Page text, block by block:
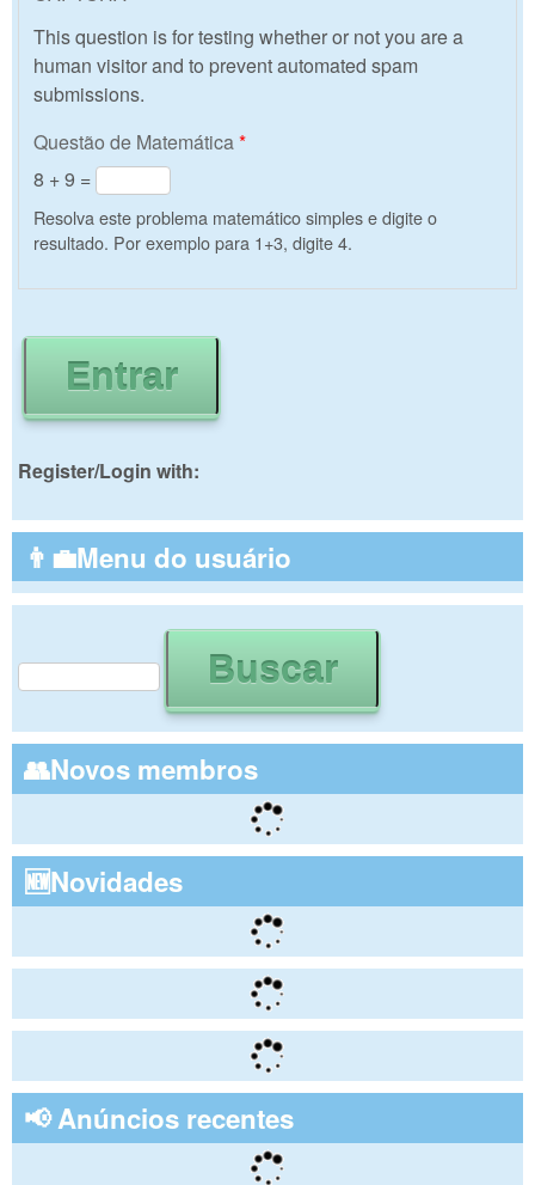
This question is for testing whether or not you are a
human visitor and to prevent automated spam
submissions.
Questão de Matemática*
8 + 9 =
Resolva este problema matemático simples e digite o
resultado. Por exemplo para 1+3, digite 4.
Register/Login with:
👨‍💼Menu do usuário
Formulário de busca
👥Novos membros
🆕Novidades
📢 Anúncios recentes